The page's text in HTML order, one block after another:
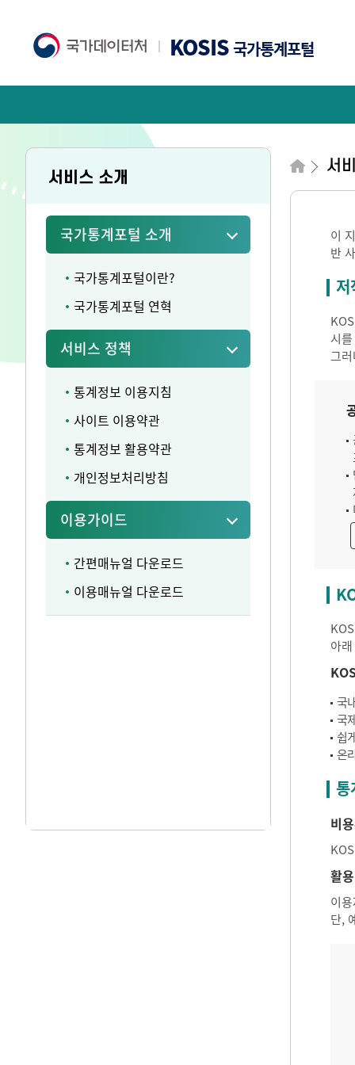
KOSIS국가통계포털
서비스 소개
국가통계포털 소개
국가통계포털이란?
국가통계포털 연혁
서비스 정책
통계정보 이용지침
사이트 이용약관
통계정보 활용약관
개인정보처리방침
이용가이드
간편매뉴얼 다운로드
이용매뉴얼 다운로드
서
이
반
저
시
그
아
국
국
쉽
온
통
비
활
이
단,